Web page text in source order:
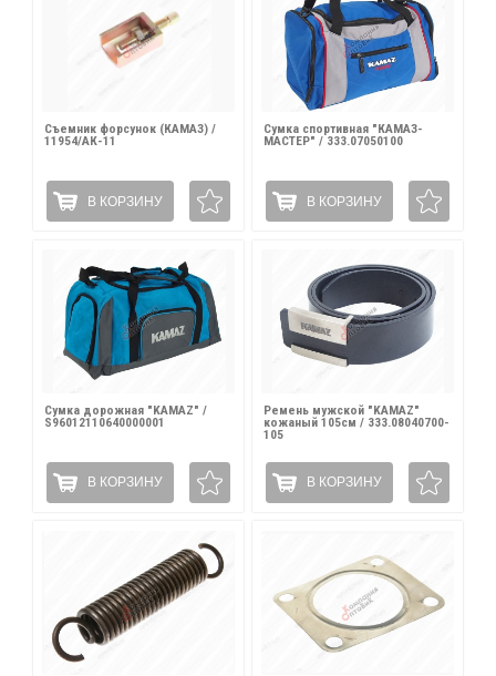
Съемник форсунок (КАМАЗ) /
11954/АК-11
В КОРЗИНУ
Сумка спортивная "КАМАЗ-
МАСТЕР" / 333.07050100
В КОРЗИНУ
Сумка дорожная "KAMAZ" /
S96012110640000001
В КОРЗИНУ
Ремень мужской "KAMAZ"
кожаный 105см / 333.08040700-
105
В КОРЗИНУ